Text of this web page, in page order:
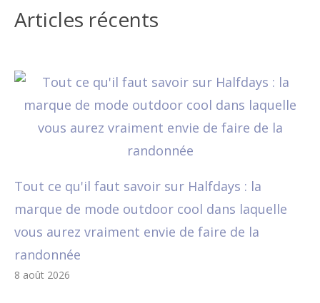
Articles récents
Tout ce qu'il faut savoir sur Halfdays : la
marque de mode outdoor cool dans laquelle
vous aurez vraiment envie de faire de la
randonnée
8 août 2026